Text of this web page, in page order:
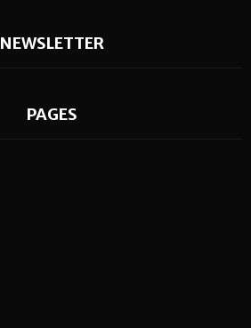
NEWSLETTER
PAGES